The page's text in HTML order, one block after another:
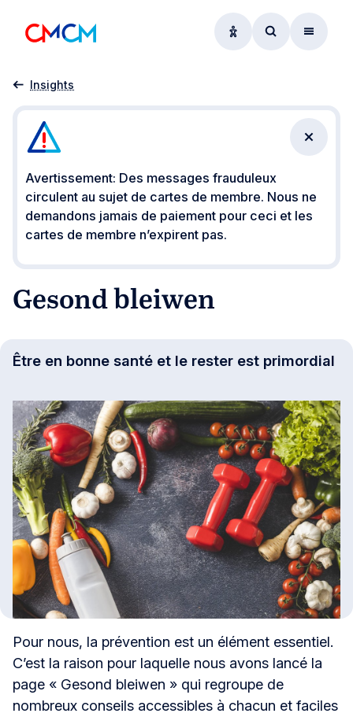
OptionsAccéder au
Menu
Accueil
Insights
Gesond bleiwen
Avertissement: Des messages frauduleux
circulent au sujet de cartes de membre. Nous ne
demandons jamais de paiement pour ceci et les
cartes de membre n’expirent pas.
Gesond bleiwen
Être en bonne santé et le rester est primordial
Pour nous, la prévention est un élément essentiel.
C’est la raison pour laquelle nous avons lancé la
page « Gesond bleiwen » qui regroupe de
nombreux conseils accessibles à chacun et faciles